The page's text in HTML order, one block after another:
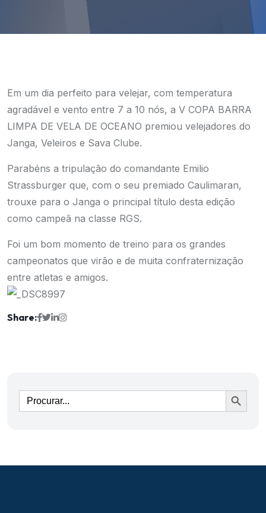
Em um dia perfeito para velejar, com temperatura
agradável e vento entre 7 a 10 nós, a V COPA BARRA
LIMPA DE VELA DE OCEANO premiou velejadores do
Janga, Veleiros e Sava Clube.
Parabéns a tripulação do comandante Emilio
Strassburger que, com o seu premiado Caulimaran,
trouxe para o Janga o principal título desta edição
como campeã na classe RGS.
Foi um bom momento de treino para os grandes
campeonatos que virão e de muita confraternização
entre atletas e amigos.
Share:
Ir